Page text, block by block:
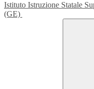
Istituto Istruzione Statale
(GE)